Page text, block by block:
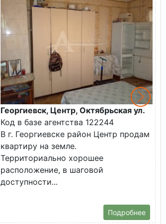
Георгиевск, Центр, Октябрьская ул.
Код в базе агентства 122244
В г. Георгиевске район Центр продам
квартиру на земле.
Территориально хорошее
расположение, в шаговой
доступности...
Подробнее